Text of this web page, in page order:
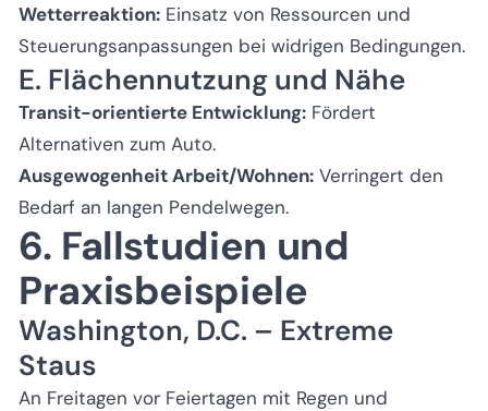
Wetterreaktion: Einsatz von Ressourcen und
Steuerungsanpassungen bei widrigen Bedingungen.
E. Flächennutzung und Nähe
Transit-orientierte Entwicklung: Fördert
Alternativen zum Auto.
Ausgewogenheit Arbeit/Wohnen: Verringert den
Bedarf an langen Pendelwegen.
6. Fallstudien und
Praxisbeispiele
Washington, D.C. – Extreme
Staus
An Freitagen vor Feiertagen mit Regen und